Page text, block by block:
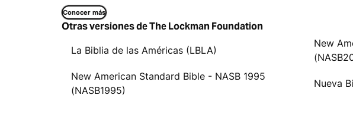
Conocer más
Otras versiones de The Lockman Foundation
La Biblia de las Américas (LBLA)
New
New American Standard Bible - NASB 1995
(NASB1995)
Nueva